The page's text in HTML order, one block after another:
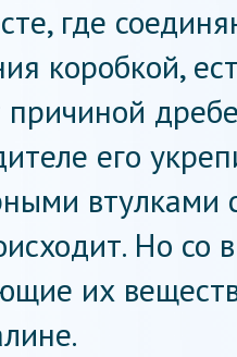
где
коробкой,
причиной
его
втулками
Но со
их